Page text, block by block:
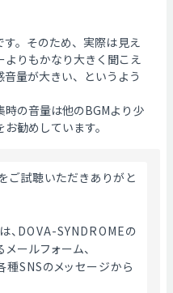
。そのため、実際は見え
よりもかなり大きく聞こえ
量が大きい、というよう
の音量は他のBGMより少
勧めしています。
、DOVA-SYNDROMEの
ールフォーム、
種SNSのメッセージから